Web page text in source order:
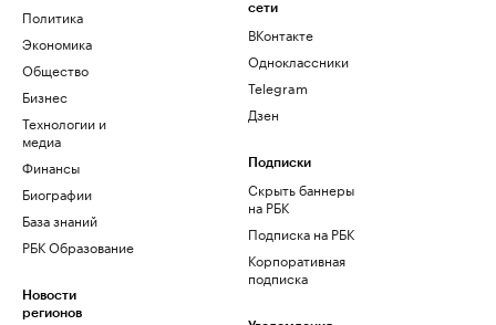
Политика
Экономика
Общество
Бизнес
Технологии и
медиа
Финансы
Биографии
База знаний
РБК Образование
Новости
регионов
сети
ВКонтакте
Одноклассники
Telegram
Дзен
Подписки
Скрыть баннеры
на РБК
Подписка на РБК
Корпоративная
подписка